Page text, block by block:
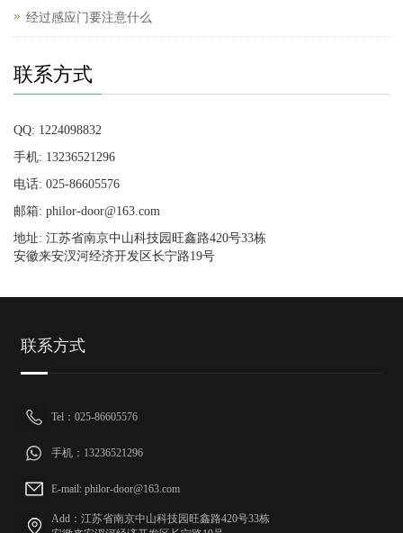
经过感应门要注意什么
联系方式
QQ: 1224098832
手机: 13236521296
电话: 025-86605576
邮箱: philor-door@163.com
地址: 江苏省南京中山科技园旺鑫路420号33栋
安徽来安汊河经济开发区长宁路19号
联系方式
Tel：025-86605576
手机：13236521296
E-mail: philor-door@163.com
Add：江苏省南京中山科技园旺鑫路420号33栋